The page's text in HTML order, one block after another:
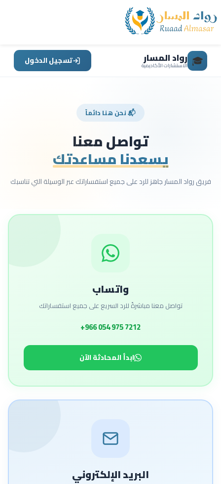
🎓 رواد المسار
الاستشارات الأكاديمية تسجيل الدخول
📬 نحن هنا دائماً
تواصل معنا
يسعدنا مساعدتك
فريق رواد المسار جاهز للرد على جميع استفساراتك عبر الوسيلة التي تناسبك
واتساب
تواصل معنا مباشرةً للرد السريع على جميع استفساراتك
+966 054 975 7212
ابدأ المحادثة الآن
البريد الإلكتروني